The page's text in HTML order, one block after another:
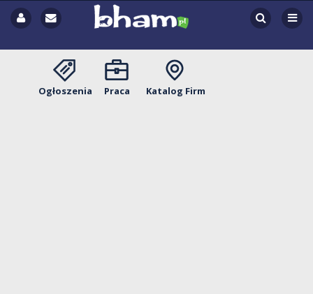
Ogłoszenia Praca Katalog Firm